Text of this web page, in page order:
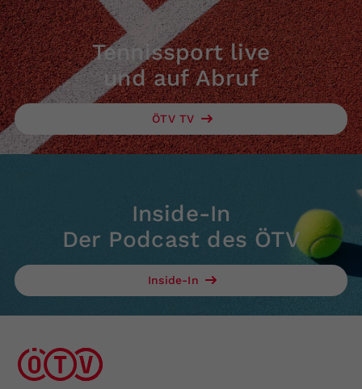
Tennissport live
und auf Abruf
ÖTV TV
Inside-In
Der Podcast des ÖTV
Inside-In